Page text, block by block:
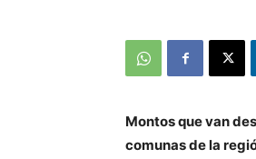
Montos que van
comunas de la